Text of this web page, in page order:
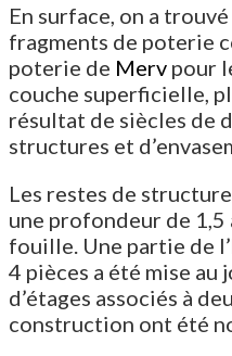
En surface, on a
fragments de poterie
poterie de Merv pour
couche superficielle,
résultat de siècles de
structures et
Les restes de
une profondeur de 1,5
fouille. Une partie de
4 pièces a été mise au
d’étages associés à
construction ont été